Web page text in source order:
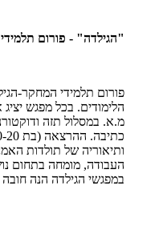
"הגילדה" - פורום
פורום תלמידי המחקר-
הלימודים. בכל מפגש
מ.א. במסלול תזה
ותיאוריה של תולדות
העבודה, מומחה בתחום
במפגשי הגילדה הנה